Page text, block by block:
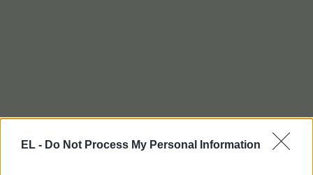
EL - Do Not Process My Personal Information